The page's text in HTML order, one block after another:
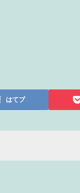
はてブ